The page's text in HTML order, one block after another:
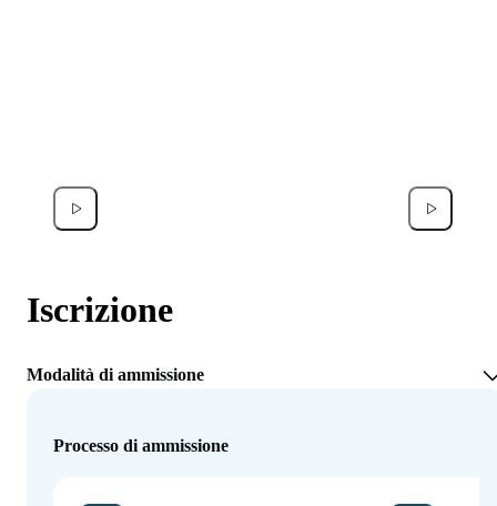
Iscrizione
Modalità di ammissione
Processo di ammissione